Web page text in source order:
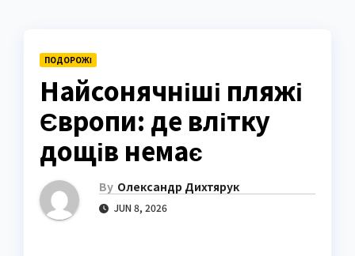
ПОДОРОЖІ
Найсонячніші пляжі
Європи: де влітку
дощів немає
By Олександр Дихтярук
JUN 8, 2026